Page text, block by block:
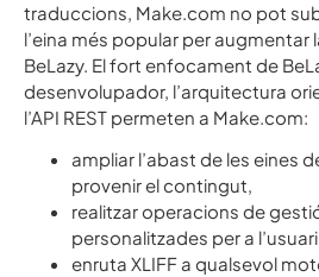
traduccions, Make.com no pot
l’eina més popular per
BeLazy. El fort enfocament de
desenvolupador, l’arquitectura
l’API REST permeten a Make.com:
ampliar l’abast de les eines
provenir el contingut,
realitzar operacions de
personalitzades per a
enruta XLIFF a qualsevol